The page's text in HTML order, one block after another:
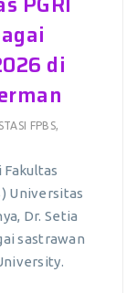
di
FPBS,
Universitas
Dr. Setia
sastrawan